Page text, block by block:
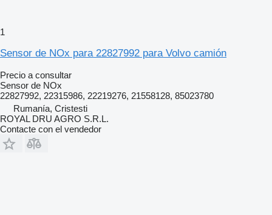
1
Sensor de NOx para 22827992 para Volvo camión
Precio a consultar
Sensor de NOx
22827992, 22315986, 22219276, 21558128, 85023780
Rumanía, Cristesti
ROYAL DRU AGRO S.R.L.
Contacte con el vendedor